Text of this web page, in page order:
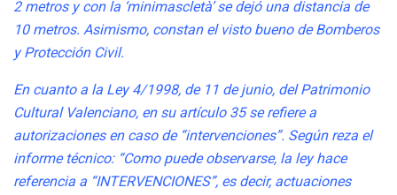
2 metros y con la ‘minimascletà’ se dejó una distancia de
10 metros. Asimismo, constan el visto bueno de Bomberos
y Protección Civil.
En cuanto a la Ley 4/1998, de 11 de junio, del Patrimonio
Cultural Valenciano, en su artículo 35 se refiere a
autorizaciones en caso de “intervenciones”. Según reza el
informe técnico: “Como puede observarse, la ley hace
referencia a “INTERVENCIONES”, es decir, actuaciones